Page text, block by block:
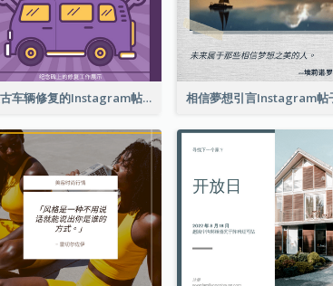
复古车辆修复的Instagram帖子